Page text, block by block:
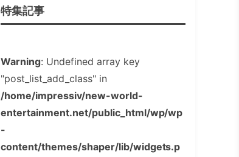
特集記事
Warning: Undefined array key
"post_list_add_class" in
/home/impressiv/new-world-
entertainment.net/public_html/wp/wp
-
content/themes/shaper/lib/widgets.p